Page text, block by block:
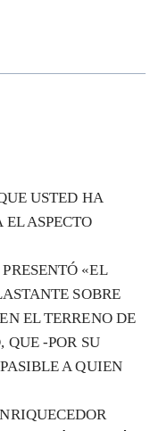
USTED HA
ASPECTO
«EL
SOBRE
EL TERRENO DE
QUE -POR SU
A QUIEN